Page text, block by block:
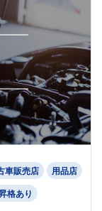
車販売店 用品店
格あり